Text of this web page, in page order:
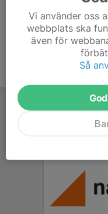
Vi använder oss
webbplats ska
även för
Så